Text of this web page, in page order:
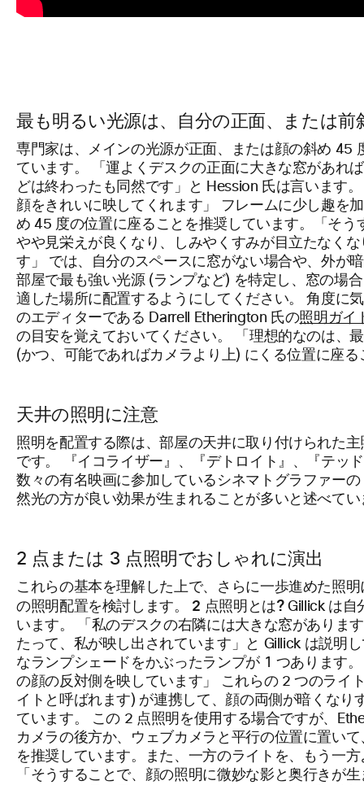
最も明るい光源は、自分の正面、または前
専門家は、メインの光源が正面、または顔の斜め 45
ています。 「運よくデスクの正面に大きな窓があれ
どは終わったも同然です」と Hession 氏は言います
顔をきれいに映してくれます」 フレームに少し趣を
め 45 度の位置に座ることを推奨しています。「そ
やや見栄えが良くなり、しみやくすみが目立たなく
す」 では、自分のスペースに窓がない場合や、外が
部屋で最も強い光源 (ランプなど) を特定し、窓の場
適した場所に配置するようにしてください。 角度に
のエディターである Darrell Etherington 氏の照明ガイ
の目安を覚えておいてください。 「理想的なのは、
(かつ、可能であればカメラより上) にくる位置に座る
天井の照明に注意
照明を配置する際は、部屋の天井に取り付けられた
です。 『イコライザー』、『デトロイト』、『テッ
数々の有名映画に参加しているシネマトグラファー
然光の方が良い効果が生まれることが多いと述べてい
2 点または 3 点照明でおしゃれに演出
これらの基本を理解した上で、さらに一歩進めた照
の照明配置を検討します。 2 点照明とは?Gillick は自
います。 「私のデスクの右隣には大きな窓がありま
たって、私が映し出されています」と Gillick は説明
なランプシェードをかぶったランプが 1 つあります
の顔の反対側を映しています」 これらの 2 つのライ
イトと呼ばれます) が連携して、顔の両側が暗くなり
ています。 この 2 点照明を使用する場合ですが、
カメラの後方か、ウェブカメラと平行の位置に置い
を推奨しています。また、一方のライトを、もう一
「そうすることで、顔の照明に微妙な影と奥行きが